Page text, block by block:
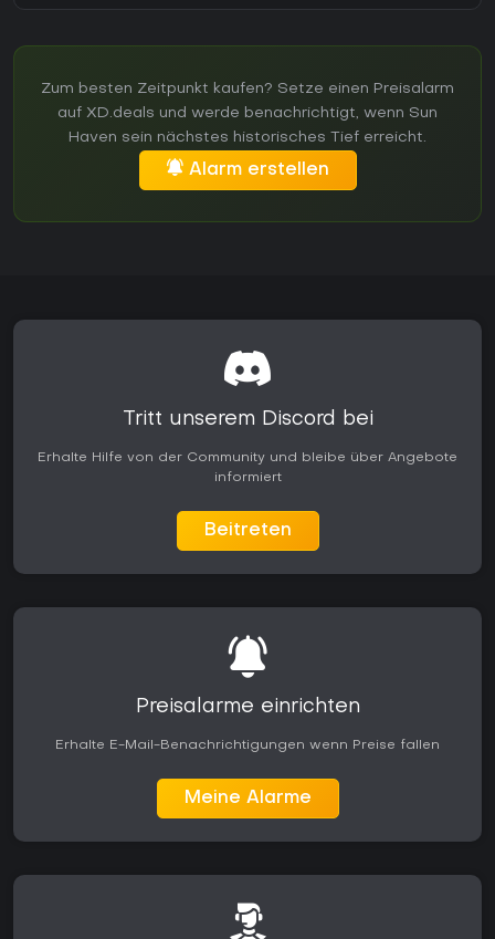
Zum besten Zeitpunkt kaufen? Setze einen Preisalarm
auf XD.deals und werde benachrichtigt, wenn Sun
Haven sein nächstes historisches Tief erreicht.
Alarm erstellen
Tritt unserem Discord bei
Erhalte Hilfe von der Community und bleibe über Angebote
informiert
Beitreten
Preisalarme einrichten
Erhalte E-Mail-Benachrichtigungen wenn Preise fallen
Meine Alarme